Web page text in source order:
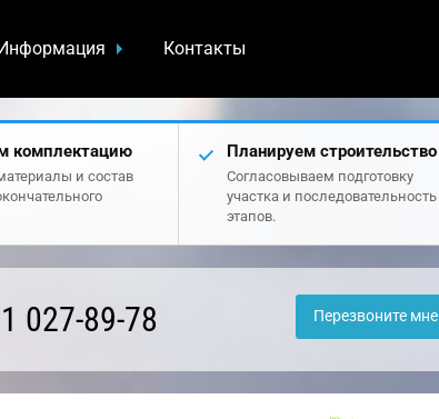
Информация Контакты
комплектацию
и состав
Планируем строительство
Согласовываем подготовку
участка и последовательность
этапов.
027-89-78 Перезвоните мне